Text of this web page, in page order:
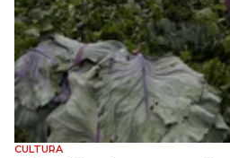
CULTURA